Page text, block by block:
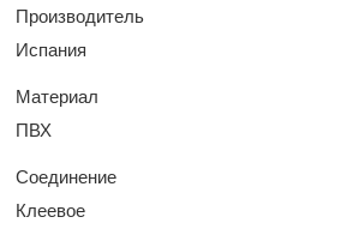
Производитель
Испания
Материал
ПВХ
Соединение
Клеевое